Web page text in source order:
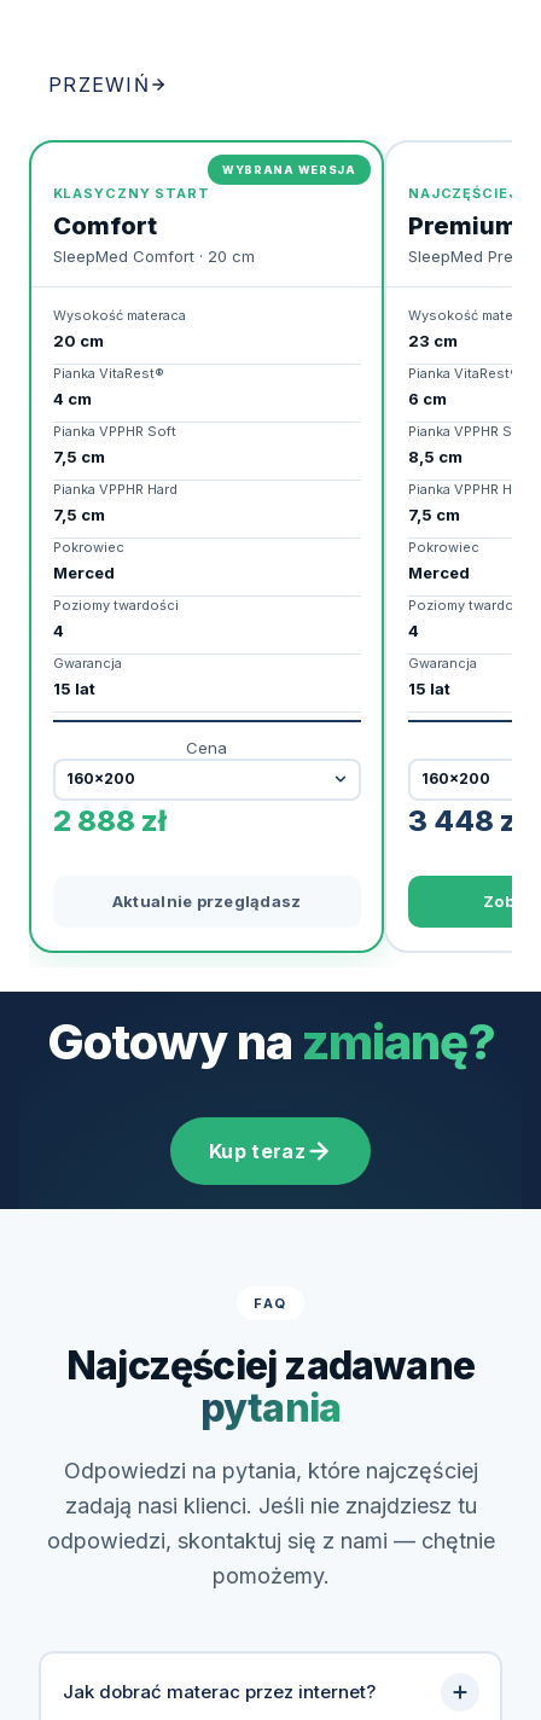
PRZEWIŃ
WYBRANA WERSJA
KLASYCZNY START
Comfort
SleepMed Comfort · 20 cm
Wysokość materaca
20 cm
Pianka VitaRest®
4 cm
Pianka VPPHR Soft
7,5 cm
Pianka VPPHR Hard
7,5 cm
Pokrowiec
Merced
Poziomy twardości
4
Gwarancja
15 lat
Cena
2 888 zł
Aktualnie przeglądasz
NAJCZĘŚCIEJ
Premium
SleepMed
Wysokość materaca
23 cm
Pianka VitaRest®
6 cm
Pianka VPPHR Soft
8,5 cm
Pianka VPPHR Hard
7,5 cm
Pokrowiec
Merced
Poziomy twardości
4
Gwarancja
15 lat
3 448 zł
Gotowy na zmianę?
Kup teraz
FAQ
Najczęściej zadawane
pytania
Odpowiedzi na pytania, które najczęściej
zadają nasi klienci. Jeśli nie znajdziesz tu
odpowiedzi, skontaktuj się z nami — chętnie
pomożemy.
Jak dobrać materac przez internet?